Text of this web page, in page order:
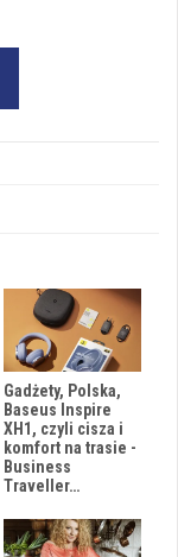
Gadżety, Polska,
Baseus Inspire
XH1, czyli cisza i
komfort na trasie -
Business
Traveller…